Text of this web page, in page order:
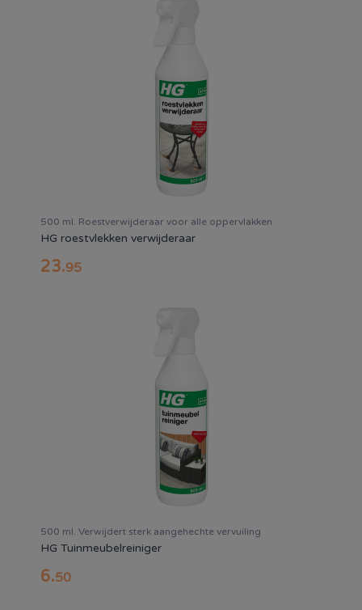
500 ml. Roestverwijderaar voor alle oppervlakken
HG roestvlekken verwijderaar
23.95
500 ml. Verwijdert sterk aangehechte vervuiling
HG Tuinmeubelreiniger
6.50